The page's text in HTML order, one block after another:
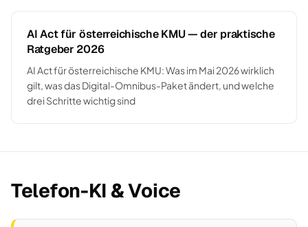
AI Act für österreichische KMU — der praktische
Ratgeber 2026
AI Act für österreichische KMU: Was im Mai 2026 wirklich
gilt, was das Digital-Omnibus-Paket ändert, und welche
drei Schritte wichtig sind
Telefon-KI & Voice